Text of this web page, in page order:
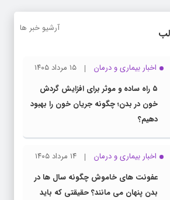
آرشیو خبر ها
اخبار بیماری و درمان
۱۵ مرداد ۱۴۰۵
۵ راه ساده و موثر برای افزایش گردش
خون در بدن؛ چگونه جریان خون را بهبود
دهیم؟
اخبار بیماری و درمان
۱۴ مرداد ۱۴۰۵
عفونت های خاموش چگونه سال ها در
بدن پنهان می مانند؟ حقیقتی که باید